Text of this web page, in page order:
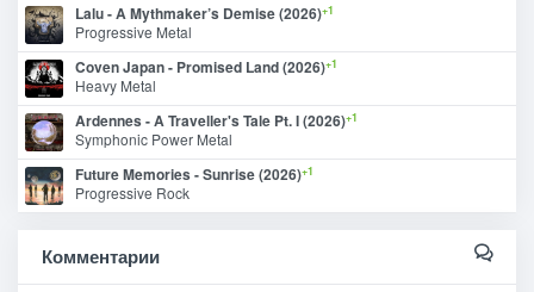
Lalu - A Mythmaker’s Demise (2026)+1
Progressive Metal
Coven Japan - Promised Land (2026)+1
Heavy Metal
Ardennes - A Traveller's Tale Pt. I (2026)+1
Symphonic Power Metal
Future Memories - Sunrise (2026)+1
Progressive Rock
Комментарии